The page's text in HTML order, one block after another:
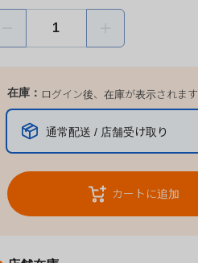
在庫： ログイン後、在庫が表示されます
通常配送 / 店舗受け取り
カートに追加